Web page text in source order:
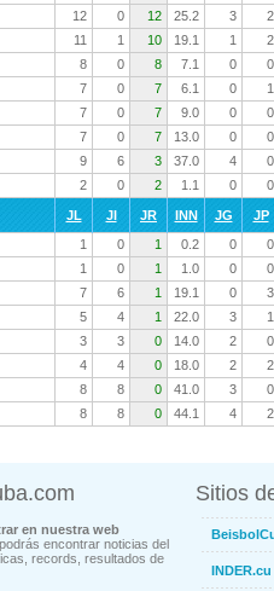
12 0 12 25.2 3 2
11 1 10 19.1 1 2
8 0 8 7.1 0 0
7 0 7 6.1 0 1
7 0 7 9.0 0 0
7 0 7 13.0 0 0
9 6 3 37.0 4 0
2 0 2 1.1 0 0
JL JI JR INN JG JP
1 0 1 0.2 0 0
1 0 1 1.0 0 0
7 6 1 19.1 0 3
5 4 1 22.0 3 1
3 3 0 14.0 2 0
4 4 0 18.0 2 2
8 8 0 41.0 3 0
8 8 0 44.1 4 2
en nuestra web
encontrar noticias del
records, resultados de
Sitios
INDER.cu